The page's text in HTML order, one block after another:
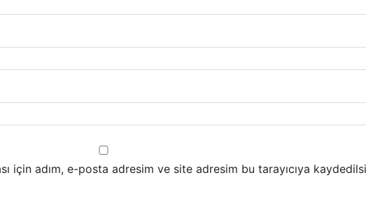
için adım, e-posta adresim ve site adresim bu tarayıcıya